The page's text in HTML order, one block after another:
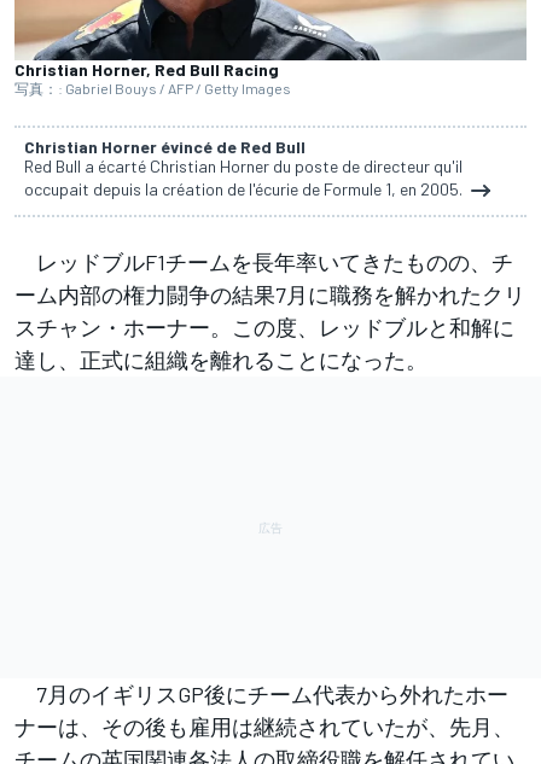
Christian Horner, Red Bull Racing
写真：: Gabriel Bouys / AFP / Getty Images
Christian Horner évincé de Red Bull
Red Bull a écarté Christian Horner du poste de directeur qu'il
occupait depuis la création de l'écurie de Formule 1, en 2005.
レッドブルF1チームを長年率いてきたものの、チ
ーム内部の権力闘争の結果7月に職務を解かれたクリ
スチャン・ホーナー。この度、レッドブルと和解に
達し、正式に組織を離れることになった。
7月のイギリスGP後にチーム代表から外れたホー
ナーは、その後も雇用は継続されていたが、先月、